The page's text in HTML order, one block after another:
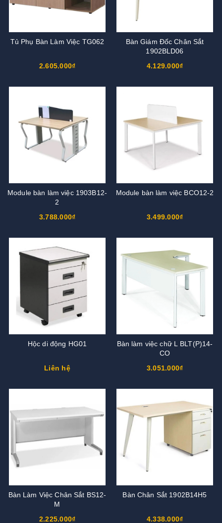
Tủ Phụ Bàn Làm Việc TG062
2.605.000₫
Bàn Giám Đốc Chân Sắt
1902BLD06
4.129.000₫
Module bàn làm việc 1903B12-
2
3.788.000₫
Module bàn làm việc BCO12-2
3.499.000₫
Hộc di động HG01
Liên hệ
Bàn làm việc chữ L BLT(P)14-
CO
3.051.000₫
Bàn Làm Việc Chân Sắt BS12-
M
2.225.000₫
Bàn Chân Sắt 1902B14H5
4.338.000₫